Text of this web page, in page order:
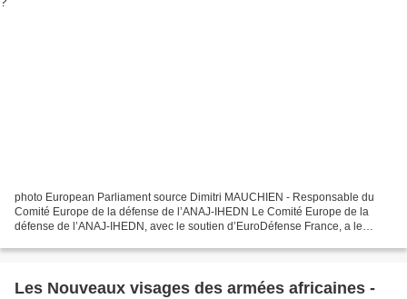
photo European Parliament source Dimitri MAUCHIEN - Responsable du
Comité Europe de la défense de l’ANAJ-IHEDN Le Comité Europe de la
défense de l’ANAJ-IHEDN, avec le soutien d’EuroDéfense France, a le
Les Nouveaux visages des armées africaines -